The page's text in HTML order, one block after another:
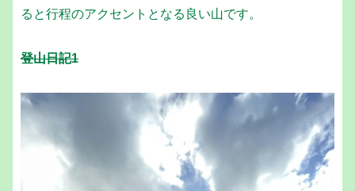
ると行程のアクセントとなる良い山です。
登山日記1